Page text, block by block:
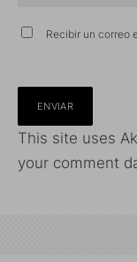
Recibir un correo
This site uses
your comment